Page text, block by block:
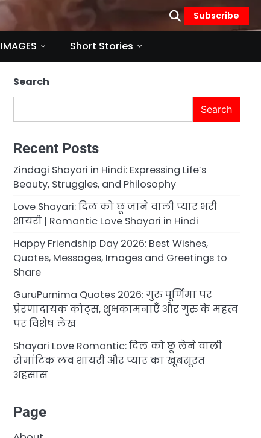
Subscribe
IMAGES Short Stories
Search
Search
Recent Posts
Zindagi Shayari in Hindi: Expressing Life’s
Beauty, Struggles, and Philosophy
Love Shayari: दिल को छू जाने वाली प्यार भरी
शायरी | Romantic Love Shayari in Hindi
Happy Friendship Day 2026: Best Wishes,
Quotes, Messages, Images and Greetings to
Share
GuruPurnima Quotes 2026: गुरु पूर्णिमा पर
प्रेरणादायक कोट्स, शुभकामनाएँ और गुरु के महत्व
पर विशेष लेख
Shayari Love Romantic: दिल को छू लेने वाली
रोमांटिक लव शायरी और प्यार का खूबसूरत
अहसास
Page